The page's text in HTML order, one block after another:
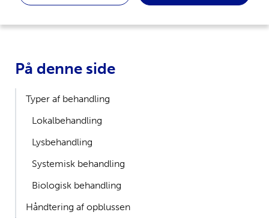
UCBCares Behandling
På denne side
Typer af behandling
Lokalbehandling
Lysbehandling
Systemisk behandling
Biologisk behandling
Håndtering af opblussen